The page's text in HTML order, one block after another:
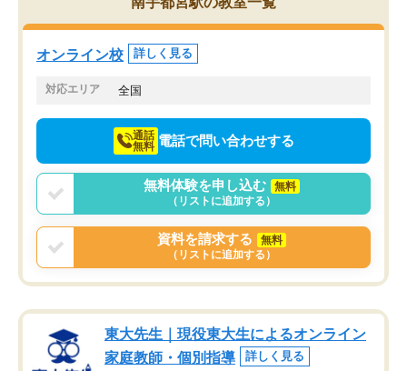
くりするほど楽しんでやる気を持って
塾を受けています。狙い通り、少しず
つ成績も上がり、苦手意識も無くなっ
てきたので、さらに苦手な数学も追加
でお願いしました。来年の高校受験に
オンライン校 詳しく見る
対応エリア 全国
通話
無料 電話で問い合わせする
無料体験を申し込む
無料
（リストに追加する）
資料を請求する
無料
（リストに追加する）
東大先生｜現役東大生によるオンライン
家庭教師・個別指導
詳しく見る